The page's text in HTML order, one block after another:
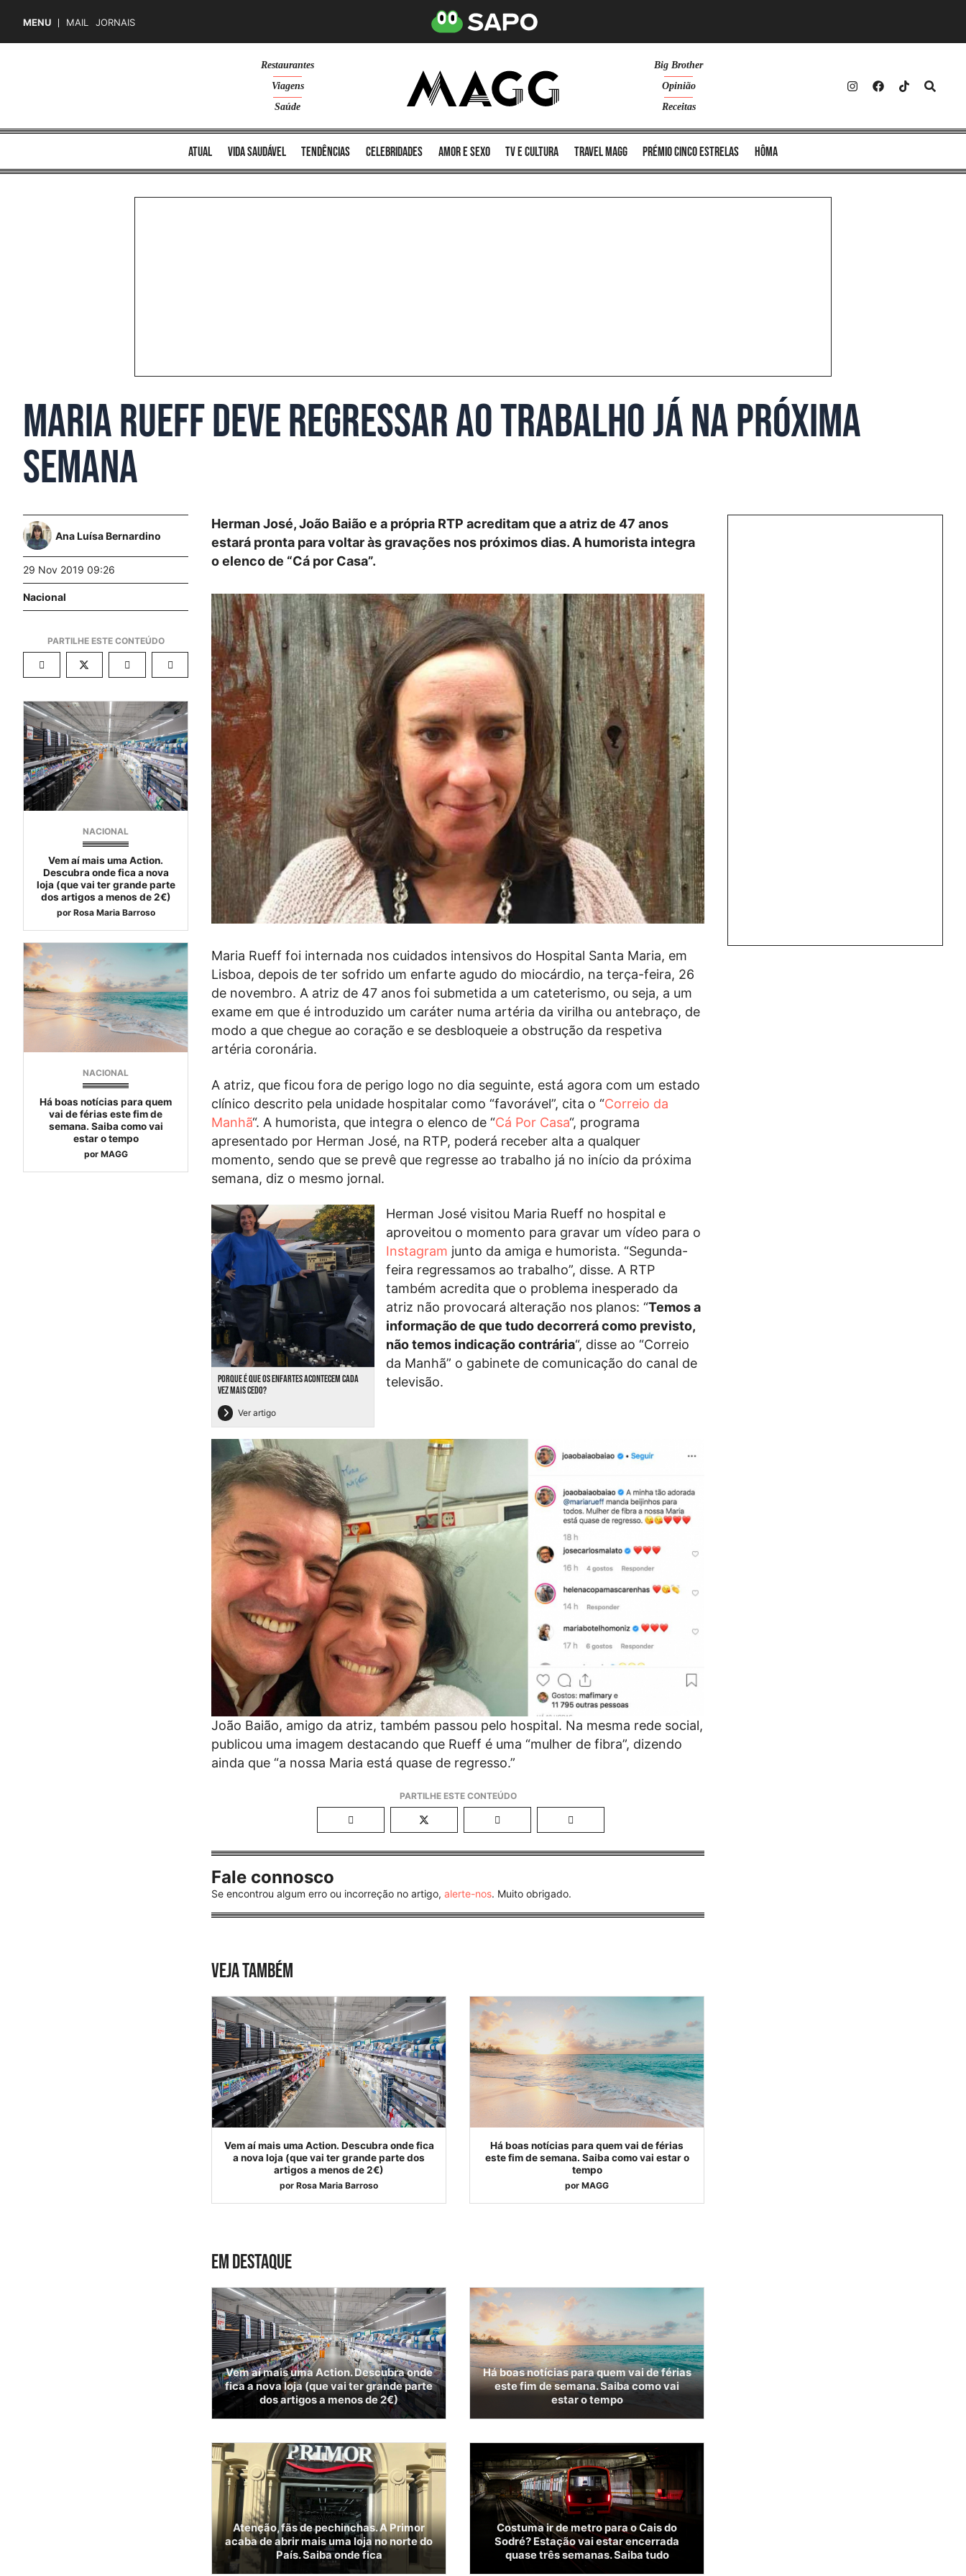
MENU MAIL JORNAIS
Restaurantes
Viagens
Saúde
Big Brother
Opinião
Receitas
atual vida saudável tendências celebridades amor e sexo TV e cultura Travel MAGG Prémio Cinco Estrelas Hôma
Maria Rueff deve regressar ao trabalho já na próxima
semana
Ana Luísa Bernardino
29 Nov 2019 09:26
Nacional
NACIONAL
Vem aí mais uma Action.
Descubra onde fica a nova
loja (que vai ter grande parte
dos artigos a menos de 2€)
por Rosa Maria Barroso
NACIONAL
Há boas notícias para quem
vai de férias este fim de
semana. Saiba como vai
estar o tempo
por MAGG
Herman José, João Baião e a própria RTP acreditam que a atriz de 47 anos
estará pronta para voltar às gravações nos próximos dias. A humorista integra
o elenco de “Cá por Casa”.
Maria Rueff foi internada nos cuidados intensivos do Hospital Santa Maria, em
Lisboa, depois de ter sofrido um enfarte agudo do miocárdio, na terça-feira, 26
de novembro. A atriz de 47 anos foi submetida a um cateterismo, ou seja, a um
exame em que é introduzido um caráter numa artéria da virilha ou antebraço, de
modo a que chegue ao coração e se desbloqueie a obstrução da respetiva
artéria coronária.
A atriz, que ficou fora de perigo logo no dia seguinte, está agora com um estado
clínico descrito pela unidade hospitalar como “favorável”, cita o “Correio da
Manhã“. A humorista, que integra o elenco de “Cá Por Casa“, programa
apresentado por Herman José, na RTP, poderá receber alta a qualquer
momento, sendo que se prevê que regresse ao trabalho já no início da próxima
semana, diz o mesmo jornal.
PORQUE É QUE OS ENFARTES ACONTECEM CADA
VEZ MAIS CEDO?
Ver artigo
Herman José visitou Maria Rueff no hospital e
aproveitou o momento para gravar um vídeo para o
Instagram junto da amiga e humorista. “Segunda-
feira regressamos ao trabalho”, disse. A RTP
também acredita que o problema inesperado da
atriz não provocará alteração nos planos: “Temos a
informação de que tudo decorrerá como previsto,
não temos indicação contrária“, disse ao “Correio
da Manhã” o gabinete de comunicação do canal de
televisão.
João Baião, amigo da atriz, também passou pelo hospital. Na mesma rede social,
publicou uma imagem destacando que Rueff é uma “mulher de fibra”, dizendo
ainda que “a nossa Maria está quase de regresso.”
Fale connosco
Se encontrou algum erro ou incorreção no artigo,alerte-nos. Muito obrigado.
VEJA TAMBÉM
Vem aí mais uma Action. Descubra onde fica
a nova loja (que vai ter grande parte dos
artigos a menos de 2€)
por Rosa Maria Barroso
Há boas notícias para quem vai de férias
este fim de semana. Saiba como vai estar o
tempo
por MAGG
EM DESTAQUE
Vem aí mais uma Action. Descubra onde
fica a nova loja (que vai ter grande parte
dos artigos a menos de 2€)
Há boas notícias para quem vai de férias
este fim de semana. Saiba como vai
estar o tempo
Atenção, fãs de pechinchas. A Primor
acaba de abrir mais uma loja no norte do
País. Saiba onde fica
Costuma ir de metro para o Cais do
Sodré? Estação vai estar encerrada
quase três semanas. Saiba tudo